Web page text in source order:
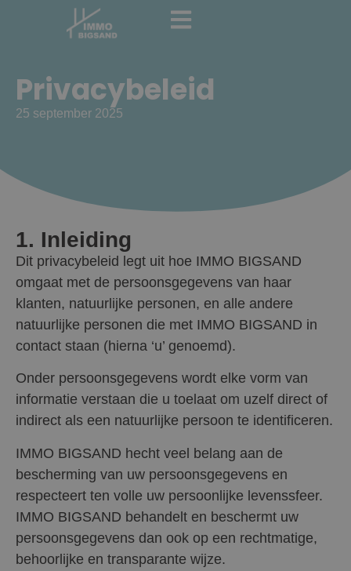
Privacybeleid
25 september 2025
1. Inleiding
Dit privacybeleid legt uit hoe IMMO BIGSAND
omgaat met de persoonsgegevens van haar
klanten, natuurlijke personen, en alle andere
natuurlijke personen die met IMMO BIGSAND in
contact staan (hierna ‘u’ genoemd).
Onder persoonsgegevens wordt elke vorm van
informatie verstaan die u toelaat om uzelf direct of
indirect als een natuurlijke persoon te identificeren.
IMMO BIGSAND hecht veel belang aan de
bescherming van uw persoonsgegevens en
respecteert ten volle uw persoonlijke levenssfeer.
IMMO BIGSAND behandelt en beschermt uw
persoonsgegevens dan ook op een rechtmatige,
behoorlijke en transparante wijze.